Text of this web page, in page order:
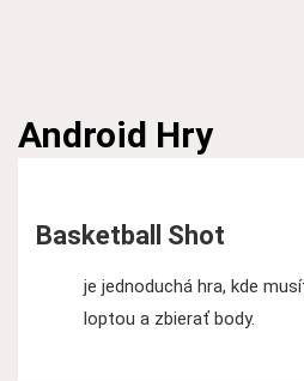
Android Hry
Basketball Shot
je jednoduchá hra, kde
loptou a zbierať body.